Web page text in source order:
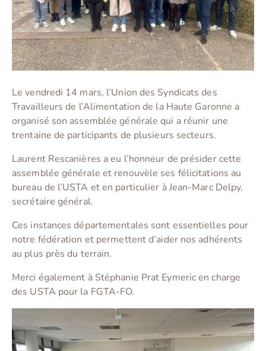
Le vendredi 14 mars, l’Union des Syndicats des
Travailleurs de l’Alimentation de la Haute Garonne a
organisé son assemblée générale qui a réunir une
trentaine de participants de plusieurs secteurs.
Laurent Rescanières a eu l’honneur de présider cette
assemblée générale et renouvèle ses félicitations au
bureau de l’USTA et en particulier à Jean-Marc Delpy,
secrétaire général.
Ces instances départementales sont essentielles pour
notre fédération et permettent d’aider nos adhérents
au plus près du terrain.
Merci également à Stéphanie Prat Eymeric en charge
des USTA pour la FGTA-FO.